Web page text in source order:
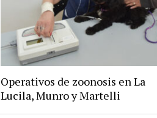
Operativos de zoonosis en La
Lucila, Munro y Martelli